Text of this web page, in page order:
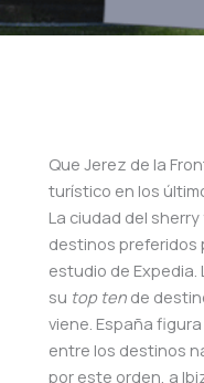
Que Jerez de la
turístico en los
La ciudad del
destinos preferidos
estudio de
su top ten de
viene. España
entre los destinos
por este orden, a